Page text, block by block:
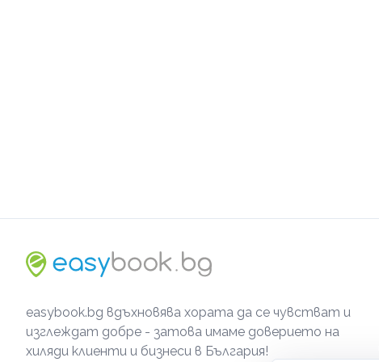
easybook.bg вдъхновява хората да се чувстват и
изглеждат добре - затова имаме доверието на
хиляди клиенти и бизнеси в България!